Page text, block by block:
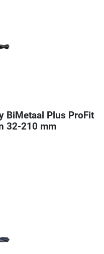
BiMetaal Plus ProFit
32-210 mm